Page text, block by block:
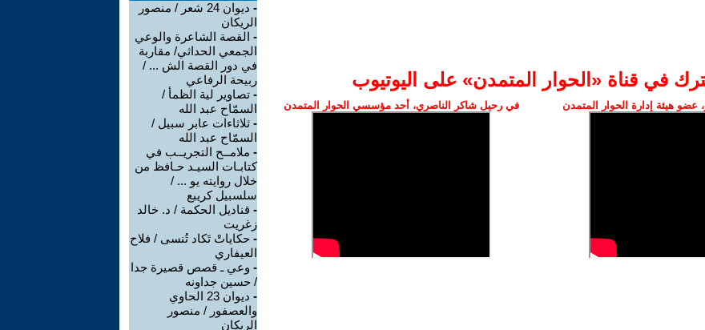
في قناة ‫«الحوار المتمدن» على اليوتيوب
هيئة إدارة الحوار المتمدن في رحيل شاكر الناصري، أحد مؤسسي الحوار المتمدن
-
ديوان 24 شعر / منصور
الريكان
- القصة الشاعرة والوعي
الجمعي الحداثي/ مقاربة
في دور القصة الش ... /
ربيحة الرفاعي
- تصاوير لية الظمأ /
السمّاح عبد الله
- ثلاثاءات عابر سبيل /
السمّاح عبد الله
- ملامــح التجريــب في
كتابـات السيـد حـافظ من
خلال روايته يو ... /
سلسبيل كريبع
- قناديل الحكمة / د. خالد
زغريت
- حكاياتْ تَكاد تُنسى / فلاح
العيفاري
- وعي ـ قصص قصيرة جدا
/ حسين جداونه
-
ديوان 23 الحاوي
والعصفور / منصور
الريكان